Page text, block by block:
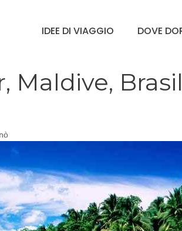
IDEE DI VIAGGIO DOVE
Maldive,